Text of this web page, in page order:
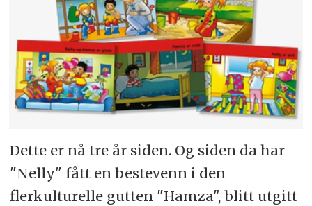
Dette er nå tre år siden. Og siden da har
"Nelly" fått en bestevenn i den
flerkulturelle gutten "Hamza", blitt utgitt